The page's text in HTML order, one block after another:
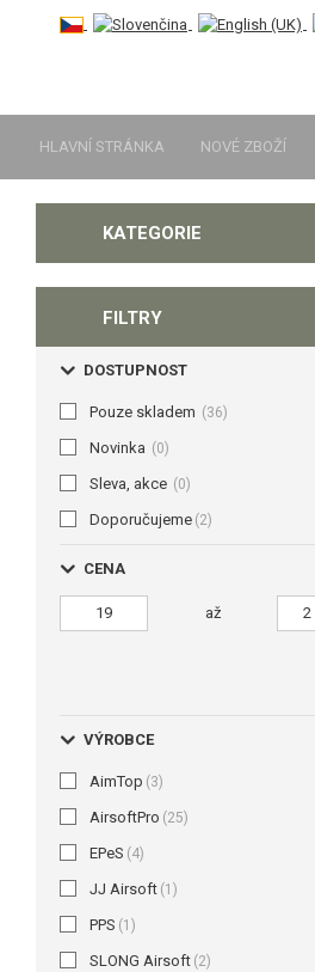
HLAVNÍ STRÁNKA NOVÉ ZBOŽÍ
KATEGORIE
FILTRY
DOSTUPNOST
Pouze skladem (36)
Novinka (0)
Sleva, akce (0)
Doporučujeme (2)
CENA
až
VÝROBCE
AimTop (3)
AirsoftPro (25)
EPeS (4)
JJ Airsoft (1)
PPS (1)
SLONG Airsoft (2)